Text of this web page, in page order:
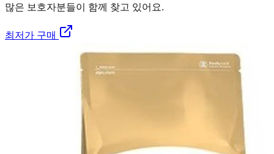
많은 보호자분들이 함께 찾고 있어요.
최저가 구매